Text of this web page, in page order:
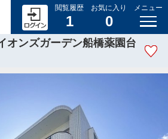
閲覧履歴
1
お気に入り
0
メニュー
オンズガーデン船橋薬園台